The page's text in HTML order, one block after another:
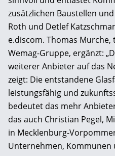
zusätzlichen Baustellen
Roth und Detlef
e.discom. Thomas
Wemag-Gruppe, ergänzt:
weiterer Anbieter auf das
zeigt: Die entstandene
leistungsfähig und
bedeutet das mehr
das auch Christian Pegel,
in Mecklenburg-
Unternehmen,